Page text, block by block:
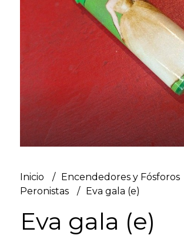
Inicio
Encendedores y Fósforos
Peronistas
Eva gala (e)
Eva gala (e)